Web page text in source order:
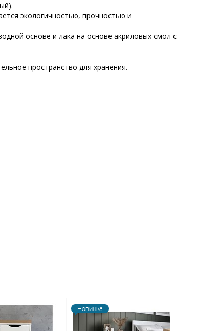
экологичностью, прочностью и
основе и лака на основе акриловых смол с
пространство для хранения.
Новинка